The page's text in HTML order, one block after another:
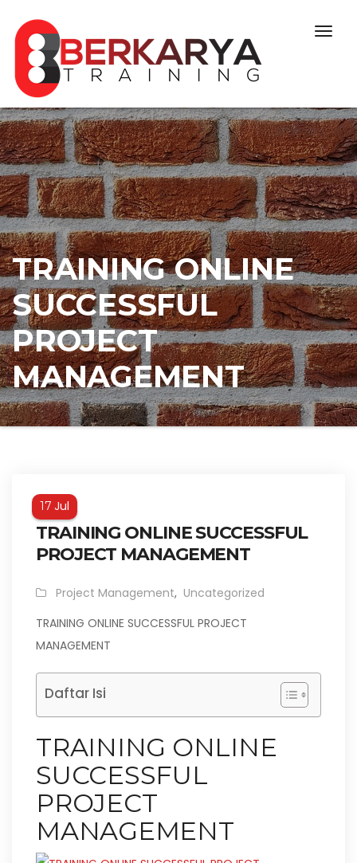
TRAINING ONLINE
SUCCESSFUL
PROJECT
MANAGEMENT
17Jul
TRAINING ONLINE SUCCESSFUL
PROJECT MANAGEMENT
Project Management, Uncategorized
TRAINING ONLINE SUCCESSFUL PROJECT
MANAGEMENT
Daftar Isi
TRAINING ONLINE
SUCCESSFUL
PROJECT
MANAGEMENT